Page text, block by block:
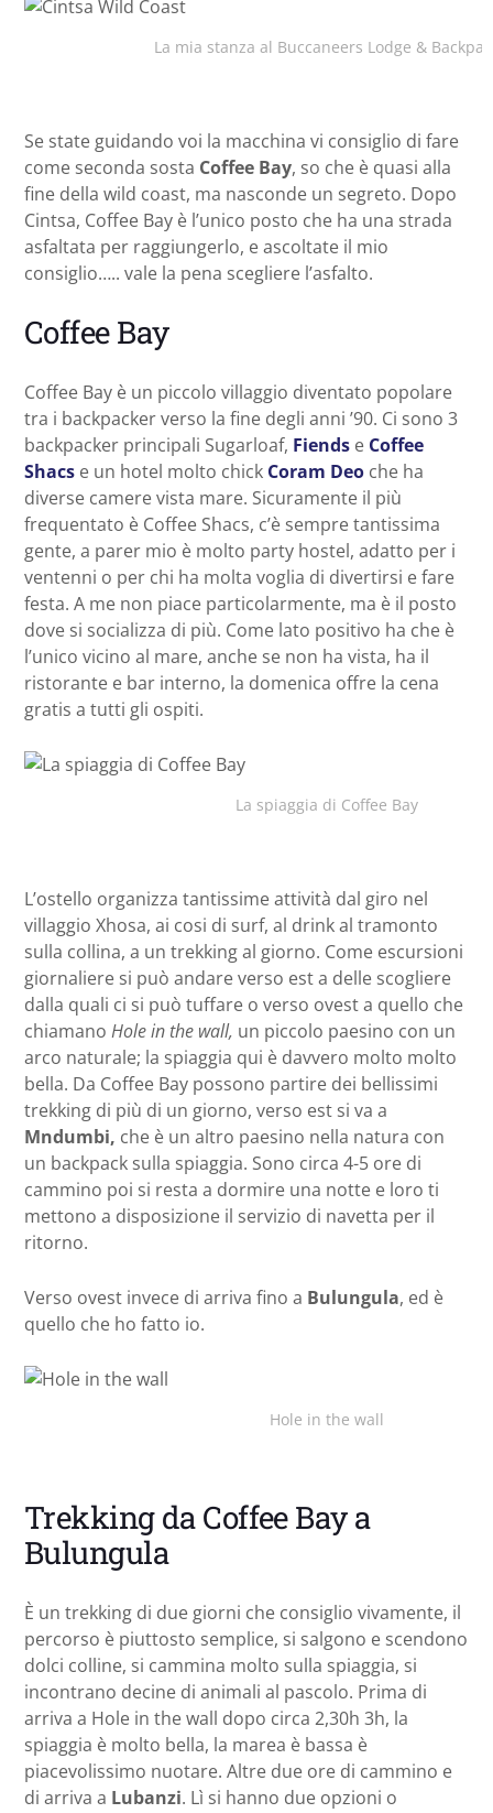
La mia stanza al Buccaneers Lodge &
Se state guidando voi la macchina vi consiglio di fare
come seconda sosta Coffee Bay, so che è quasi alla
fine della wild coast, ma nasconde un segreto. Dopo
Cintsa, Coffee Bay è l’unico posto che ha una strada
asfaltata per raggiungerlo, e ascoltate il mio
consiglio….. vale la pena scegliere l’asfalto.
Coffee Bay
Coffee Bay è un piccolo villaggio diventato popolare
tra i backpacker verso la fine degli anni ’90. Ci sono 3
backpacker principali Sugarloaf, Fiends e Coffee
Shacs e un hotel molto chick Coram Deo che ha
diverse camere vista mare. Sicuramente il più
frequentato è Coffee Shacs, c’è sempre tantissima
gente, a parer mio è molto party hostel, adatto per i
ventenni o per chi ha molta voglia di divertirsi e fare
festa. A me non piace particolarmente, ma è il posto
dove si socializza di più. Come lato positivo ha che è
l’unico vicino al mare, anche se non ha vista, ha il
ristorante e bar interno, la domenica offre la cena
gratis a tutti gli ospiti.
La spiaggia di Coffee Bay
L’ostello organizza tantissime attività dal giro nel
villaggio Xhosa, ai cosi di surf, al drink al tramonto
sulla collina, a un trekking al giorno. Come escursioni
giornaliere si può andare verso est a delle scogliere
dalla quali ci si può tuffare o verso ovest a quello che
chiamano Hole in the wall, un piccolo paesino con un
arco naturale; la spiaggia qui è davvero molto molto
bella. Da Coffee Bay possono partire dei bellissimi
trekking di più di un giorno, verso est si va a
Mndumbi, che è un altro paesino nella natura con
un backpack sulla spiaggia. Sono circa 4-5 ore di
cammino poi si resta a dormire una notte e loro ti
mettono a disposizione il servizio di navetta per il
ritorno.
Verso ovest invece di arriva fino a Bulungula, ed è
quello che ho fatto io.
Hole in the wall
Trekking da Coffee Bay a
Bulungula
È un trekking di due giorni che consiglio vivamente, il
percorso è piuttosto semplice, si salgono e scendono
dolci colline, si cammina molto sulla spiaggia, si
incontrano decine di animali al pascolo. Prima di
arriva a Hole in the wall dopo circa 2,30h 3h, la
spiaggia è molto bella, la marea è bassa è
piacevolissimo nuotare. Altre due ore di cammino e
di arriva a Lubanzi. Lì si hanno due opzioni o